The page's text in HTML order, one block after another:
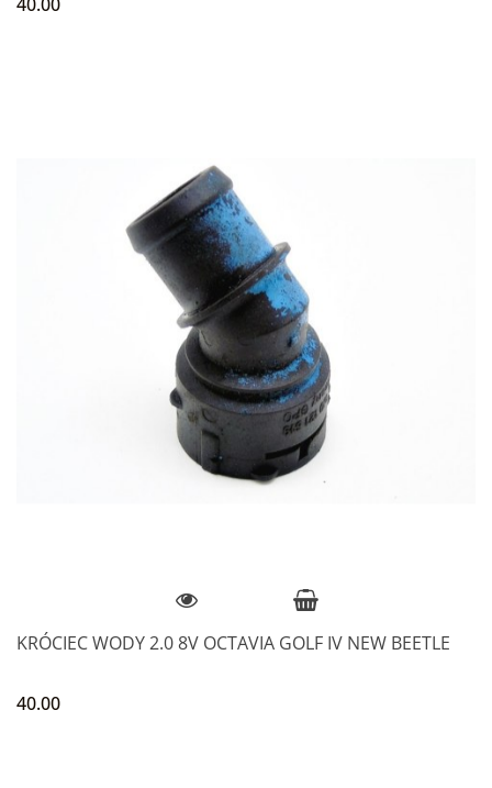
KRÓCIEC WODY 2.0 8V OCTAVIA GOLF IV NEW BEETLE
40.00